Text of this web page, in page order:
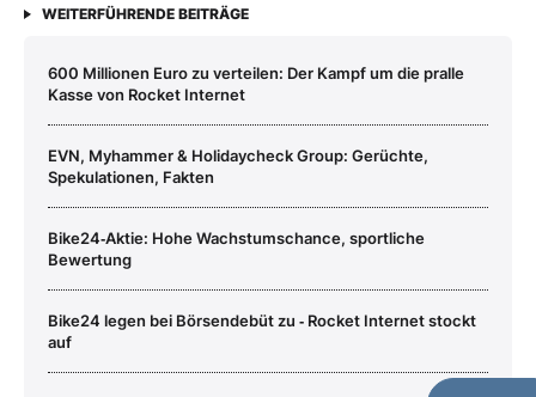
WEITERFÜHRENDE BEITRÄGE
600 Millionen Euro zu verteilen: Der Kampf um die pralle
Kasse von Rocket Internet
EVN, Myhammer & Holidaycheck Group: Gerüchte,
Spekulationen, Fakten
Bike24‑Aktie: Hohe Wachstumschance, sportliche
Bewertung
Bike24 legen bei Börsendebüt zu ‑ Rocket Internet stockt
auf